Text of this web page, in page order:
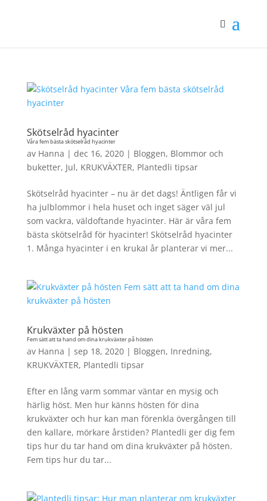
Skötselråd hyacinter
Våra fem bästa skötselråd hyacinter
av Hanna | dec 16, 2020| Bloggen, Blommor och
buketter, Jul, KRUKVÄXTER, Plantedli tipsar
Skötselråd hyacinter – nu är det dags! Äntligen får vi
ha julblommor i hela huset och inget säger väl jul
som vackra, väldoftande hyacinter. Här är våra fem
bästa skötselråd för hyacinter! Skötselråd hyacinter
1. Många hyacinter i en krukaI år planterar vi mer...
Krukväxter på hösten
Fem sätt att ta hand om dina krukväxter på hösten
av Hanna | sep 18, 2020| Bloggen, Inredning,
KRUKVÄXTER, Plantedli tipsar
Efter en lång varm sommar väntar en mysig och
härlig höst. Men hur känns hösten för dina
krukväxter och hur kan man förenkla övergången till
den kallare, mörkare årstiden? Plantedli ger dig fem
tips hur du tar hand om dina krukväxter på hösten.
Fem tips hur du tar...